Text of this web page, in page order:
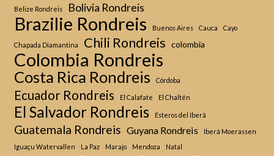
Belize Rondreis Bolivia Rondreis
Brazilie Rondreis Buenos Aires Cauca Cayo
Chapada Diamantina Chili Rondreis colombia
Colombia Rondreis
Costa Rica Rondreis Córdoba
Ecuador Rondreis El Calafate El Chaltén
El Salvador Rondreis Esteros del Iberá
Guatemala Rondreis Guyana Rondreis
Iberá Moerassen
Iguaçu Watervallen
La Paz Marajo Mendoza Natal